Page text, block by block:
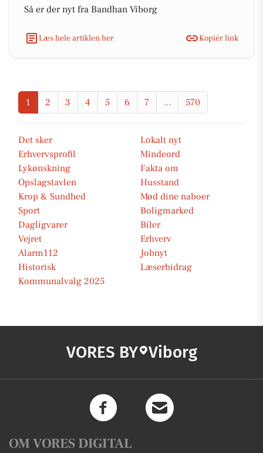
Så er der nyt fra Bandhan Viborg
Læs hele artiklen her Kopiér link
1 2 3 4 5 6 7 ... 570
Det sker
Lokalt nyt
Erhvervsprofil
Mindeord
Lykønskning
Fakta om
Opslagstavlen
Husstand
Krop & Sundhed
Mød dine naboer
Sport
Boligmarked
Dagligvarer
Biler
Vejret
Erhverv
Alarm112
Jobnyt
Historisk
Læserbidrag
Kommunalvalg 2025
VORES BY Viborg
OM VORES DIGITAL